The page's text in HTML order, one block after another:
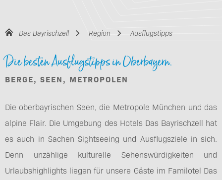
Das Bayrischzell Region Ausflugstipps
Die besten Ausflugstipps in Oberbayern.
BERGE, SEEN, METROPOLEN
Die oberbayrischen Seen, die Metropole München und das
alpine Flair. Die Umgebung des Hotels Das Bayrischzell hat
es auch in Sachen Sightseeing und Ausflugsziele in sich.
Denn unzählige kulturelle Sehenswürdigkeiten und
Urlaubshighlights liegen für unsere Gäste im Familotel Das